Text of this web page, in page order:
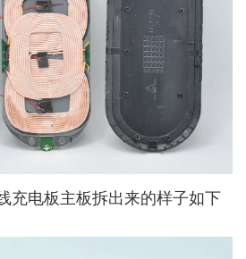
充电板主板拆出来的样子如下